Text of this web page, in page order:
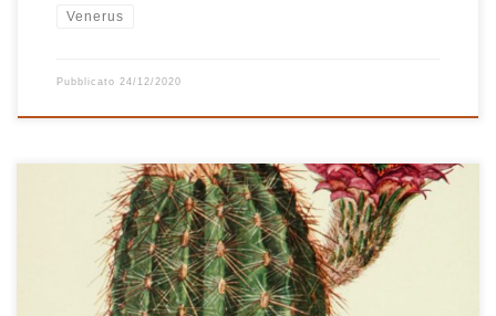
Venerus
Pubblicato 24/12/2020
Ci sono molte canzoni taggate con un cuore in questa nuova
playlist tutta italiana di Radio Casa Bastiano. Sono tutte canzoni
che ho ascoltato parecchio negli ultimi mesi, per alcune è stato